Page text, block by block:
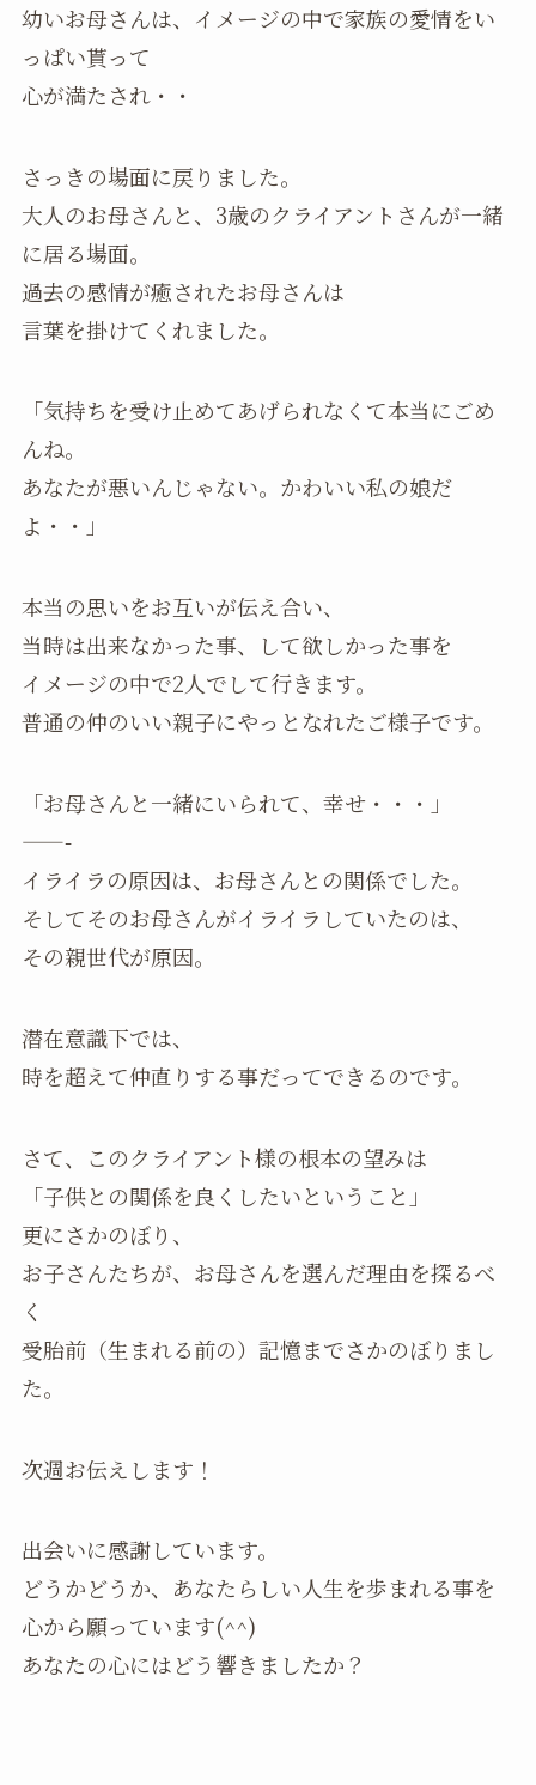
幼いお母さんは、イメージの中で家族の愛情をい
っぱい貰って
心が満たされ・・
さっきの場面に戻りました。
大人のお母さんと、3歳のクライアントさんが一緒
に居る場面。
過去の感情が癒されたお母さんは
言葉を掛けてくれました。
「気持ちを受け止めてあげられなくて本当にごめ
んね。
あなたが悪いんじゃない。かわいい私の娘だ
よ・・」
本当の思いをお互いが伝え合い、
当時は出来なかった事、して欲しかった事を
イメージの中で2人でして行きます。
普通の仲のいい親子にやっとなれたご様子です。
「お母さんと一緒にいられて、幸せ・・・」
——-
イライラの原因は、お母さんとの関係でした。
そしてそのお母さんがイライラしていたのは、
その親世代が原因。
潜在意識下では、
時を超えて仲直りする事だってできるのです。
さて、このクライアント様の根本の望みは
「子供との関係を良くしたいということ」
更にさかのぼり、
お子さんたちが、お母さんを選んだ理由を探るべ
く
受胎前（生まれる前の）記憶までさかのぼりまし
た。
次週お伝えします！
出会いに感謝しています。
どうかどうか、あなたらしい人生を歩まれる事を
心から願っています(^^)
あなたの心にはどう響きましたか？